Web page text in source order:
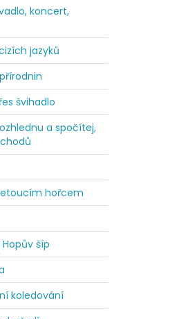
koncert,
jazyků
švihadlo
a spočítej,
hořcem
šíp
koledování